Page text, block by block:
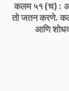
कलम ५१ (च) :
तो जतन करणे.
आणि